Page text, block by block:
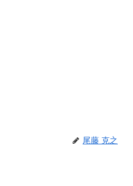
尾藤 克之